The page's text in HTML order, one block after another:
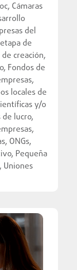
Cámaras
del
de
creación,
Fondos de
locales de
y/o
lucro,
ONGs,
Pequeña
Uniones